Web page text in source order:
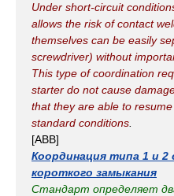
Under short-circuit
allows the risk of contact
themselves can be easily
screwdriver) without
This type of coordination
starter do not cause
that they are able to
standard conditions
[ABB]
Координация типа 1 и
короткого замыкания
Стандарт определяет